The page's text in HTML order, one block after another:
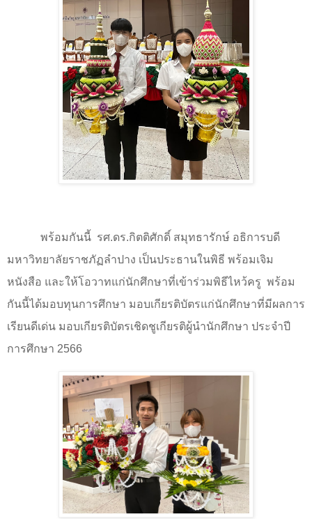
พร้อมกันนี้ รศ.ดร.กิตติศักดิ์ สมุทธารักษ์ อธิการบดี
มหาวิทยาลัยราชภัฏลำปาง เป็นประธานในพิธี พร้อมเจิม
หนังสือ และให้โอวาทแก่นักศึกษาที่เข้าร่วมพิธีไหว้ครู พร้อม
กันนี้ได้มอบทุนการศึกษา มอบเกียรติบัตรแก่นักศึกษาที่มีผลการ
เรียนดีเด่น มอบเกียรติบัตรเชิดชูเกียรติผู้นำนักศึกษา ประจำปี
การศึกษา 2566